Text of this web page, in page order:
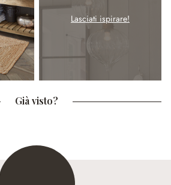
Lasciati ispirare!
Già visto?